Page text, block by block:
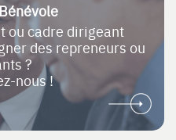
ou cadre dirigeant
des repreneurs ou
?
nous !